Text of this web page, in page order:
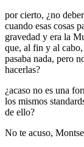
por cierto, ¿no
cuando esas cosas
gravedad y era la
que, al fin y al
pasaba nada, pero
hacerlas?
¿acaso no es una
los mismos
de ello?
No te acuso,